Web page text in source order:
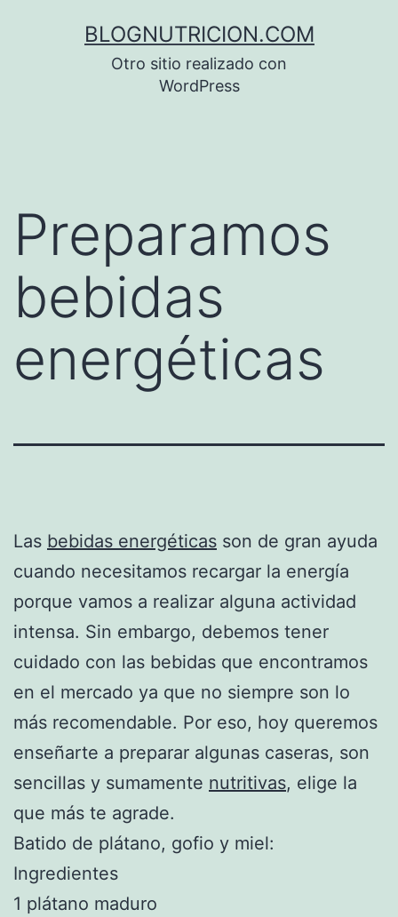
BLOGNUTRICION.COM
Otro sitio realizado con
WordPress
Preparamos
bebidas
energéticas
Las bebidas energéticas son de gran ayuda
cuando necesitamos recargar la energía
porque vamos a realizar alguna actividad
intensa. Sin embargo, debemos tener
cuidado con las bebidas que encontramos
en el mercado ya que no siempre son lo
más recomendable. Por eso, hoy queremos
enseñarte a preparar algunas caseras, son
sencillas y sumamente nutritivas, elige la
que más te agrade.
Batido de plátano, gofio y miel:
Ingredientes
1 plátano maduro